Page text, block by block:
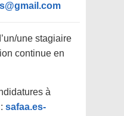
une stagiaire
continue en
à
safaa.es-